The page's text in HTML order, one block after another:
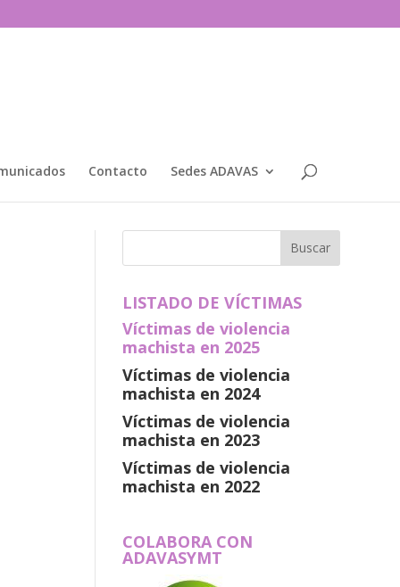
Contacto Sedes ADAVAS
LISTADO DE VÍCTIMAS
Víctimas de violencia
machista en 2025
Víctimas de violencia
machista en 2024
Víctimas de violencia
machista en 2023
Víctimas de violencia
machista en 2022
COLABORA CON
ADAVASYMT